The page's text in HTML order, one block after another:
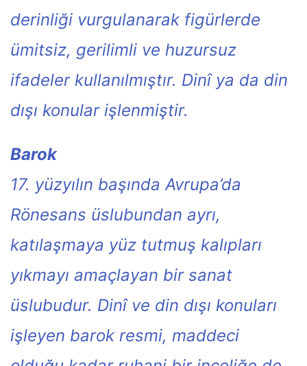
derinliği vurgulanarak figürlerde
ümitsiz, gerilimli ve huzursuz
ifadeler kullanılmıştır. Dinî ya da din
dışı konular işlenmiştir.
Barok
17. yüzyılın başında Avrupa’da
Rönesans üslubundan ayrı,
katılaşmaya yüz tutmuş kalıpları
yıkmayı amaçlayan bir sanat
üslubudur. Dinî ve din dışı konuları
işleyen barok resmi, maddeci